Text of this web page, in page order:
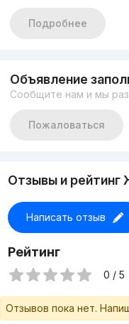
С уважением Атхамбек
Эксперт в сфере
Подробнее
Объявление
Сообщите нам и мы
Пожаловаться
Отзывы и рейтинг
Написать отзыв
Рейтинг
0 / 5
Отзывов пока нет.